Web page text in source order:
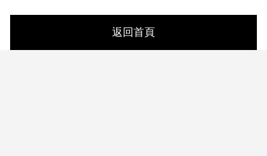
返回首頁